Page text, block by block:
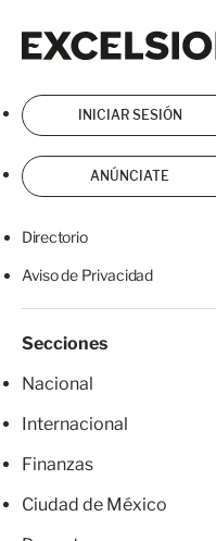
INICIAR SESIÓN
ANÚNCIATE
Directorio
Aviso de Privacidad
Secciones
Nacional
Internacional
Finanzas
Ciudad de México